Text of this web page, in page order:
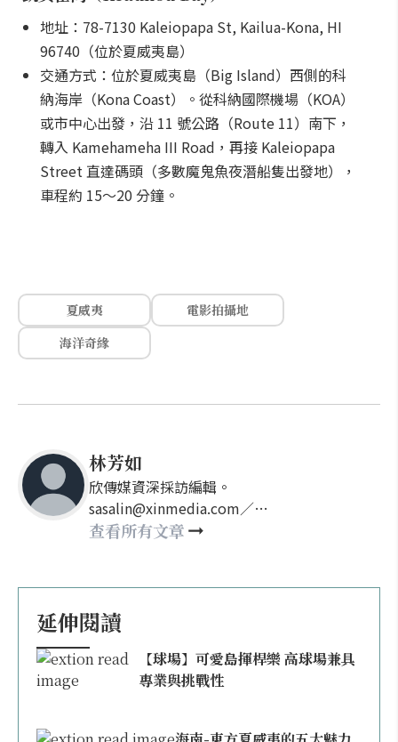
地址：78-7130 Kaleiopapa St, Kailua-Kona, HI
96740（位於夏威夷島）
交通方式：位於夏威夷島（Big Island）西側的科
納海岸（Kona Coast）。從科納國際機場（KOA）
或市中心出發，沿 11 號公路（Route 11）南下，
轉入 Kamehameha III Road，再接 Kaleiopapa
Street 直達碼頭（多數魔鬼魚夜潛船隻出發地），
車程約 15～20 分鐘。
夏威夷
電影拍攝地
海洋奇緣
林芳如
欣傳媒資深採訪編輯。
sasalin@xinmedia.com／
happy21917@gmail.com
查看所有文章
延伸閱讀
【球場】可愛島揮桿樂 高球場兼具
專業與挑戰性